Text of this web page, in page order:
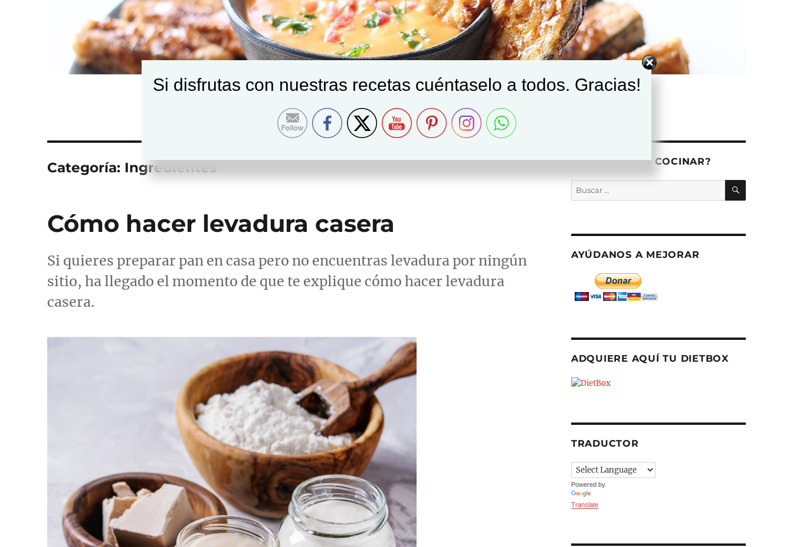
Categoría: Ingredientes
Cómo hacer levadura casera
Si quieres preparar pan en casa pero no encuentras levadura por ningún
sitio, ha llegado el momento de que te explique cómo hacer levadura
casera.
¿QUÉ QUIERES COCINAR?
Buscar
por:
BUSCAR
AYÚDANOS A MEJORAR
ADQUIERE AQUÍ TU DIETBOX
TRADUCTOR
Powered by
Translate
Si disfrutas con nuestras recetas cuéntaselo a todos. Gracias!